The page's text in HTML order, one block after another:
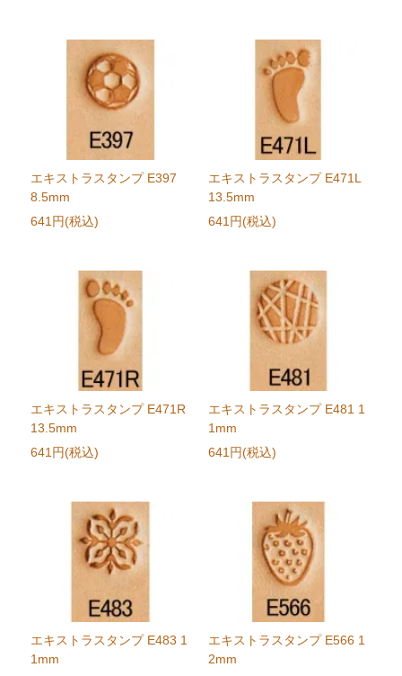
エキストラスタンプ E397
8.5mm
641円(税込)
エキストラスタンプ E471L
13.5mm
641円(税込)
エキストラスタンプ E471R
13.5mm
641円(税込)
エキストラスタンプ E481 1
1mm
641円(税込)
エキストラスタンプ E483 1
1mm
エキストラスタンプ E566 1
2mm